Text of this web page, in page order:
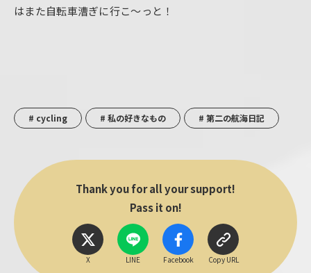
はまた自転車漕ぎに行こ〜っと！
# cycling # 私の好きなもの # 第二の航海日記
Thank you for all your support!
Pass it on!
X LINE Facebook Copy URL